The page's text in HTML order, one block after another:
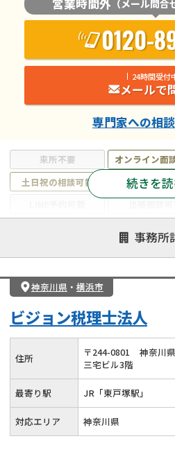
来所不要 オンライン面
土日祝の相談可能
19時以降電話
遺言書作成・遺言執行
相続放棄
遺産分割
遺留分侵害
相続手続き
成年後見・任意後見
贈与税
相続トラブル
続きを
営業時間外 （メール問合
0120-
24時間受付
メールで
専門家への相
事務所
神奈川県 ・ 横浜市
ビジョン税理士法人
住所 〒244-0801
神奈川
三宅ビル3階
最寄り駅 JR「東戸塚駅」
対応エリア 神奈川県